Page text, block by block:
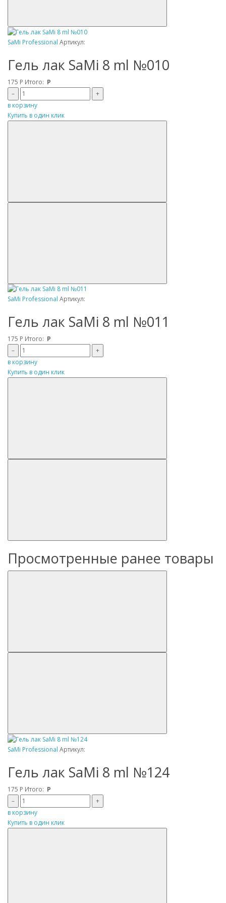
SaMi Professional Артикул:
Гель лак SaMi 8 ml №010
175 Р Итого: Р
–
+
в корзину
Купить в один клик
SaMi Professional Артикул:
Гель лак SaMi 8 ml №011
175 Р Итого: Р
–
+
в корзину
Купить в один клик
Просмотренные ранее товары
SaMi Professional Артикул:
Гель лак SaMi 8 ml №124
175 Р Итого: Р
–
+
в корзину
Купить в один клик